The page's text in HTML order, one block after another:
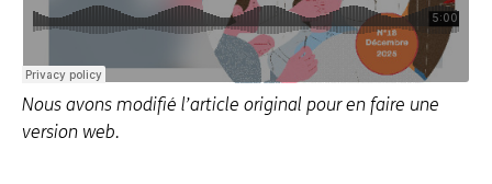
Nous avons modifié l’article original pour en faire une
version web.